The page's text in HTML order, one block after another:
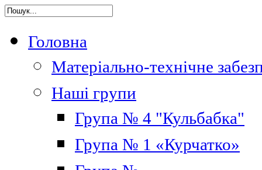
Головна
Матеріально-технічне
Наші групи
Група № 4 "Кульбабка"
Група № 1 «Курчатко»